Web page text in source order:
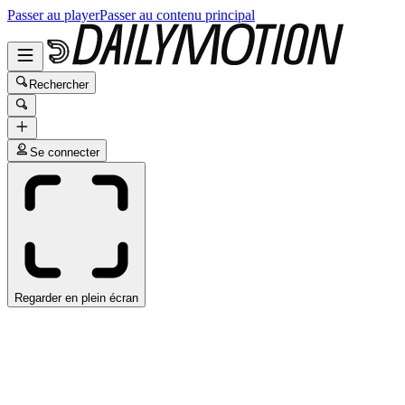
Passer au playerPasser au contenu principal
Rechercher
Se connecter
Regarder en plein écran